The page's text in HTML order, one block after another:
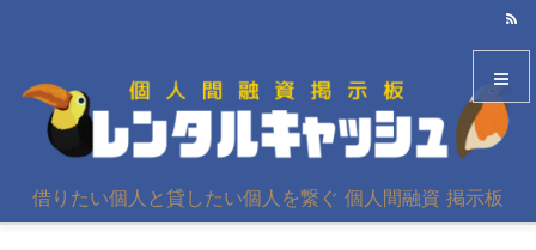
借りたい個人と貸したい個人を繋ぐ 個人間融資 掲示板